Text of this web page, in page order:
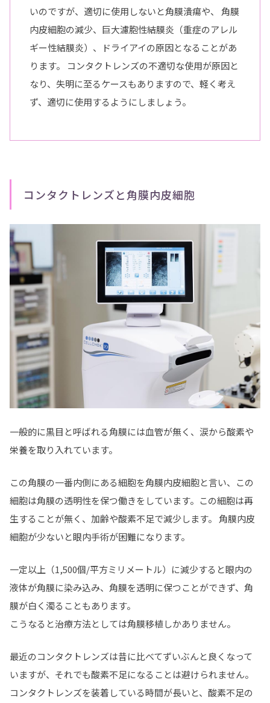
いのですが、適切に使用しないと角膜潰瘍や、 角膜
内皮細胞の減少、巨大濾胞性結膜炎（重症のアレル
ギー性結膜炎）、ドライアイの原因となることがあ
ります。 コンタクトレンズの不適切な使用が原因と
なり、失明に至るケースもありますので、軽く考え
ず、適切に使用するようにしましょう。
コンタクトレンズと角膜内皮細胞
一般的に黒目と呼ばれる角膜には血管が無く、涙から酸素や
栄養を取り入れています。
この角膜の一番内側にある細胞を角膜内皮細胞と言い、この
細胞は角膜の透明性を保つ働きをしています。この細胞は再
生することが無く、加齢や酸素不足で減少します。 角膜内皮
細胞が少ないと眼内手術が困難になります。
一定以上（1,500個/平方ミリメートル）に減少すると眼内の
液体が角膜に染み込み、角膜を透明に保つことができず、角
膜が白く濁ることもあります。
こうなると治療方法としては角膜移植しかありません。
最近のコンタクトレンズは昔に比べてずいぶんと良くなって
いますが、それでも酸素不足になることは避けられません。
コンタクトレンズを装着している時間が長いと、酸素不足の